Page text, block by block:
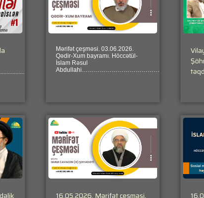
Mərifət çeşməsi. 03.06.2026.
Qədir-Xum bayramı. Höccətül-
İslam Rəsul
16.05.2026. Mərifət çeşməsi.